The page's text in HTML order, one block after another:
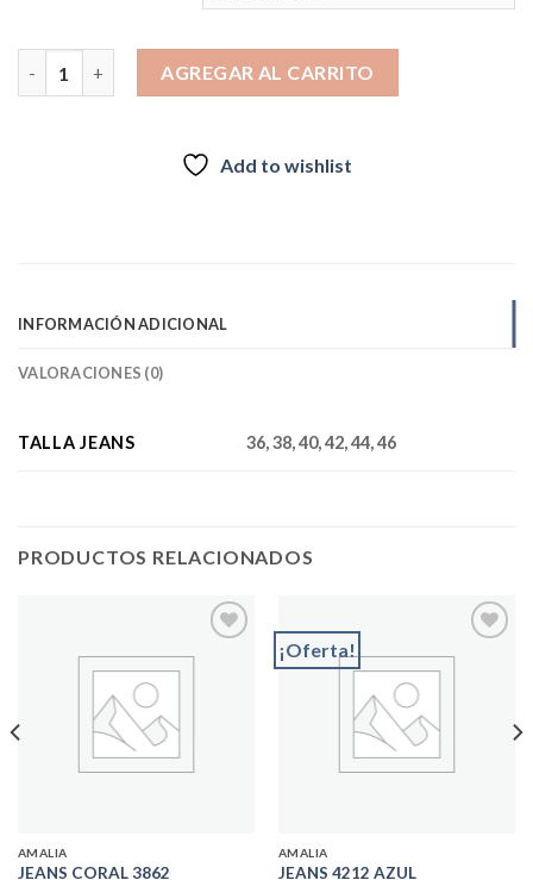
AGREGAR AL CARRITO
Add to wishlist
INFORMACIÓN ADICIONAL
VALORACIONES (0)
TALLA JEANS 36, 38, 40, 42, 44, 46
PRODUCTOS RELACIONADOS
AMALIA
JEANS CORAL 3862
¡Oferta!
AMALIA
JEANS 4212 AZUL